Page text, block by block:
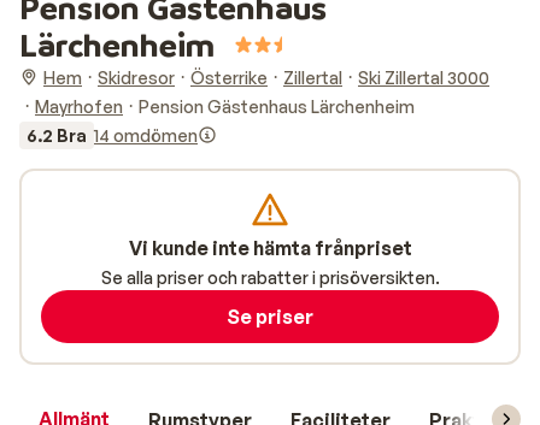
Lärchenheim
Hem Skidresor Österrike Zillertal
Ski Zillertal 3000
Mayrhofen
Pension Gästenhaus Lärchenheim
6.2 Bra 14 omdömen
Allmänt Rumstyper Faciliteter Praktisk
Vi kunde inte hämta frånpriset
Se alla priser och rabatter i prisöversikten.
Se priser